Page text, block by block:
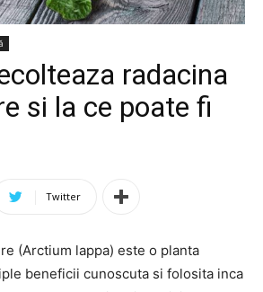
radacina
si la ce poate fi
Twitter
(Arctium lappa) este o planta
beneficii cunoscuta si folosita inca